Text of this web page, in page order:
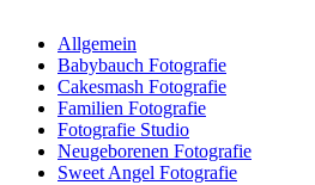
Allgemein
Babybauch Fotografie
Cakesmash Fotografie
Familien Fotografie
Fotografie Studio
Neugeborenen Fotografie
Sweet Angel Fotografie